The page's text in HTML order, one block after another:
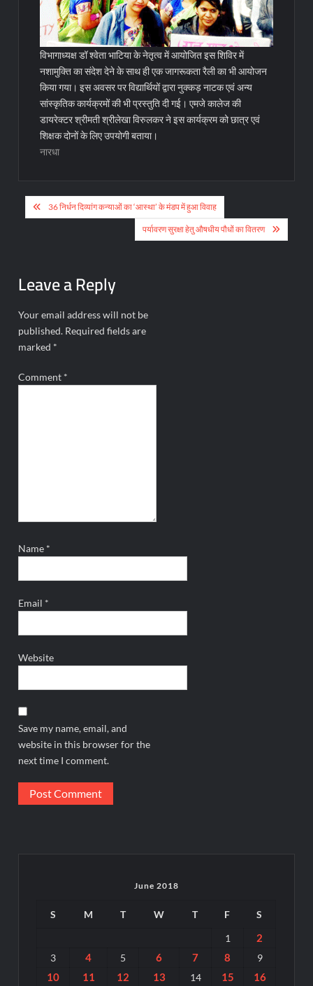
विभागाध्यक्ष डॉ श्वेता भाटिया के नेतृत्व में आयोजित इस शिविर में
नशामुक्ति का संदेश देने के साथ ही एक जागरूकता रैली का भी आयोजन
किया गया। इस अवसर पर विद्यार्थियों द्वारा नुक्कड़ नाटक एवं अन्य
सांस्कृतिक कार्यक्रमों की भी प्रस्तुति दी गई। एमजे कालेज की
डायरेक्टर श्रीमती श्रीलेखा विरुलकर ने इस कार्यक्रम को छात्र एवं
शिक्षक दोनों के लिए उपयोगी बताया।
नारधा
Post
navigation
36 निर्धन दिव्यांग कन्याओं का ‘आस्था’ के मंडप में हुआ विवाह
पर्यावरण सुरक्षा हेतु औषधीय पौधों का वितरण
Leave a Reply
Your email address will not be
published. Required fields are
marked *
Comment *
Name *
Email *
Website
Save my name, email, and
website in this browser for the
next time I comment.
June 2018
S M T W T F
S
1
2
3 4 5 6 7 8 9
10 11 12 13 14 15 16